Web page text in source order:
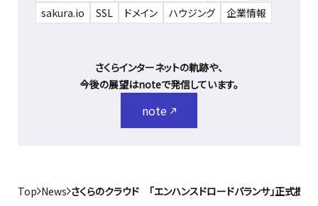
sakura.io
SSL ドメイン ハウジング 企業情報
さくらインターネットの軌跡や、
今後の展望はnoteで発信しています。
note
Top News さくらのクラウド 「エンハンスドロードバランサ」正式提